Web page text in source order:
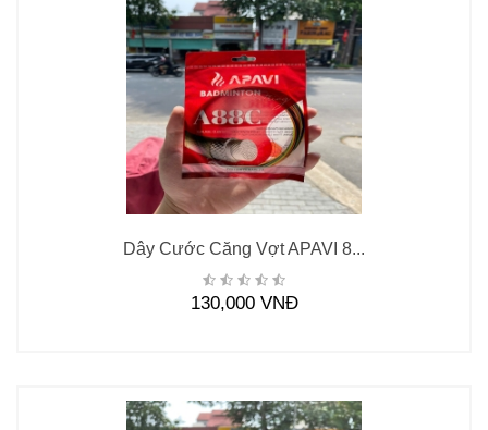
Dây Cước Căng Vợt APAVI 8...
130,000 VNĐ